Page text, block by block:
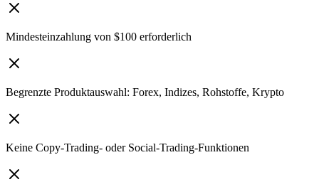
Mindesteinzahlung von $100 erforderlich
Begrenzte Produktauswahl: Forex, Indizes, Rohstoffe, Krypto
Keine Copy-Trading- oder Social-Trading-Funktionen